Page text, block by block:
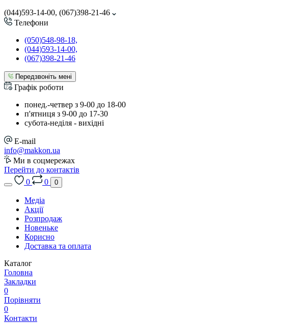
(044)593-14-00, (067)398-21-46
Телефони
(050)548-98-18,
(044)593-14-00,
(067)398-21-46
Передзвоніть мені
Графік роботи
понед.-четвер з 9-00 до 18-00
п'ятниця з 9-00 до 17-30
cубота-неділя - вихідні
E-mail
info@makkon.ua
Ми в соцмережах
Перейти до контактів
0
0 0
Медіа
Акції
Розпродаж
Новеньке
Корисно
Доставка та оплата
Каталог
Головна
Закладки
0
Порівняти
0
Контакти